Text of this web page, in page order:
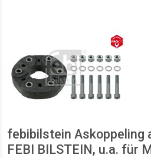
febibilstein Askoppeling
FEBI BILSTEIN, u.a. für